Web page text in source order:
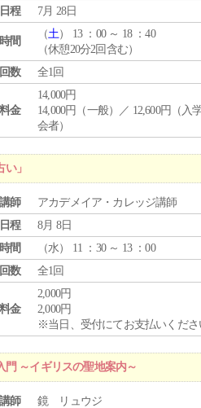
日程
7月 28日
時間
（土） 13 ：00 ～ 18 ：40
（休憩20分2回含む）
回数
全1回
料金
14,000円
14,000円（一般）／ 12,600円（入
会者）
」
講師
アカデメイア・カレッジ講師
日程
8月 8日
時間
（水） 11 ：30 ～ 13 ：00
回数
全1回
料金
2,000円
2,000円
※当日、受付にてお支払いくださ
～イギリスの聖地案内～
講師
鏡 リュウジ